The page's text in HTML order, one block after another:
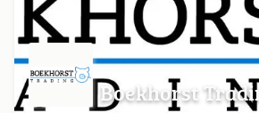
Boekhorst